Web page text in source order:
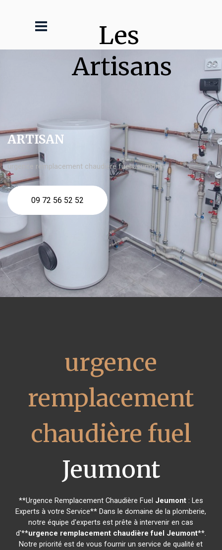
Les
Artisans
ARTISAN
urgence remplacement chaudière fuel Jeumont
09 72 56 52 52
urgence
remplacement
chaudière fuel
Jeumont
**Urgence Remplacement Chaudière Fuel Jeumont: Les
Experts à votre Service** Dans le domaine de la plomberie,
notre équipe d'experts est prête à intervenir en cas
d'**urgence remplacement chaudière fuel Jeumont**.
Notre priorité est de vous fournir un service de qualité et